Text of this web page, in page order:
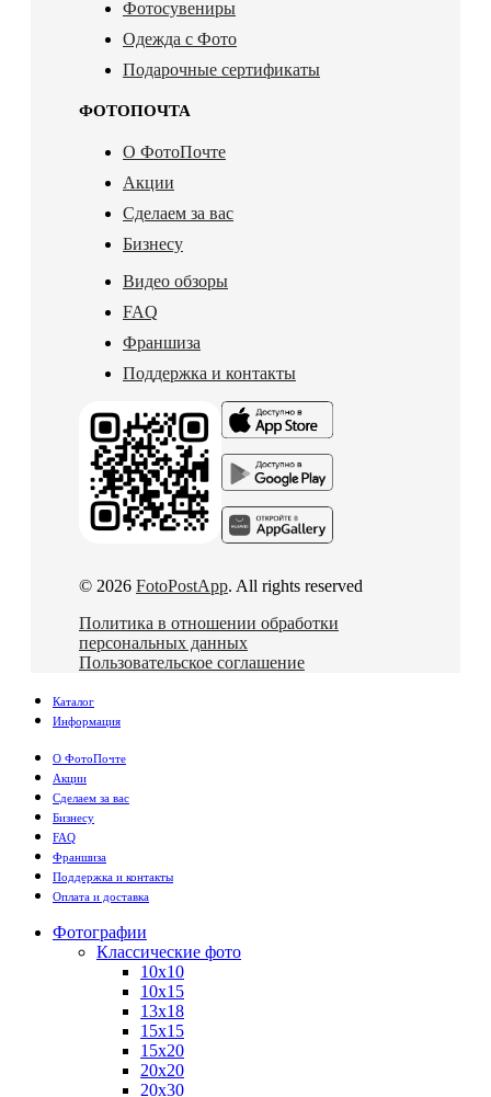
Фотосувениры
Одежда с Фото
Подарочные сертификаты
ФОТОПОЧТА
О ФотоПочте
Акции
Сделаем за вас
Бизнесу
Видео обзоры
FAQ
Франшиза
Поддержка и контакты
© 2026 FotoPostApp. All rights reserved
Политика в отношении обработки
персональных данных
Пользовательское соглашение
Каталог
Информация
О ФотоПочте
Акции
Сделаем за вас
Бизнесу
FAQ
Франшиза
Поддержка и контакты
Оплата и доставка
Фотографии
Классические фото
10х10
10х15
13х18
15х15
15х20
20х20
20х30